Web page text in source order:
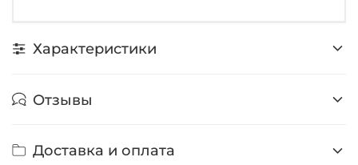
Характеристики
Отзывы
Доставка и оплата